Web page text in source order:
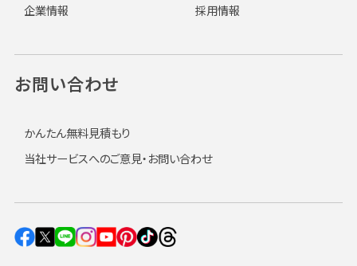
企業情報 採用情報
お問い合わせ
かんたん無料見積もり
当社サービスへのご意見・お問い合わせ